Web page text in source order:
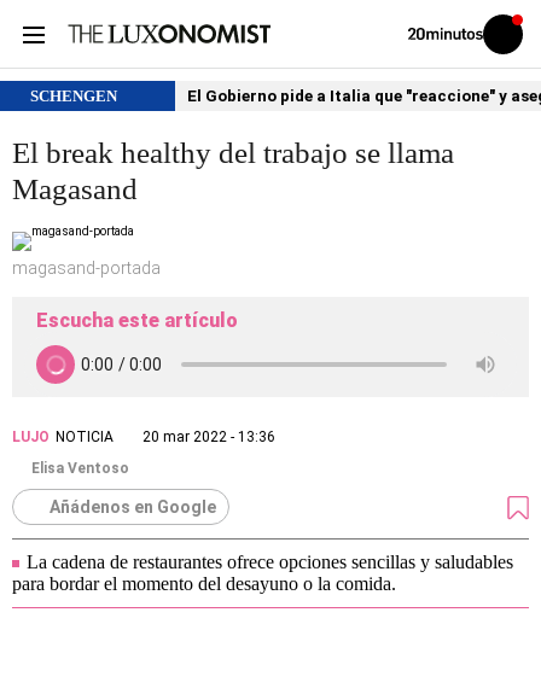
Volver
Iniciar
sesión
SCHENGEN El Gobierno pide a Italia que "reaccione" y
El break healthy del trabajo se llama
Magasand
magasand-portada
Escucha este artículo
LUJO NOTICIA
20 mar 2022 - 13:36
Elisa Ventoso
Añádenos en Google
La cadena de restaurantes ofrece opciones sencillas y saludables
para bordar el momento del desayuno o la comida.